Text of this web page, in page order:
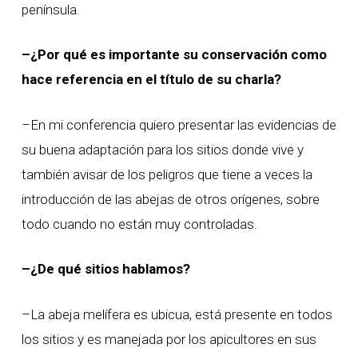
península.
–¿Por qué es importante su conservación como
hace referencia en el título de su charla?
–En mi conferencia quiero presentar las evidencias de
su buena adaptación para los sitios donde vive y
también avisar de los peligros que tiene a veces la
introducción de las abejas de otros orígenes, sobre
todo cuando no están muy controladas.
–¿De qué sitios hablamos?
–La abeja melífera es ubicua, está presente en todos
los sitios y es manejada por los apicultores en sus